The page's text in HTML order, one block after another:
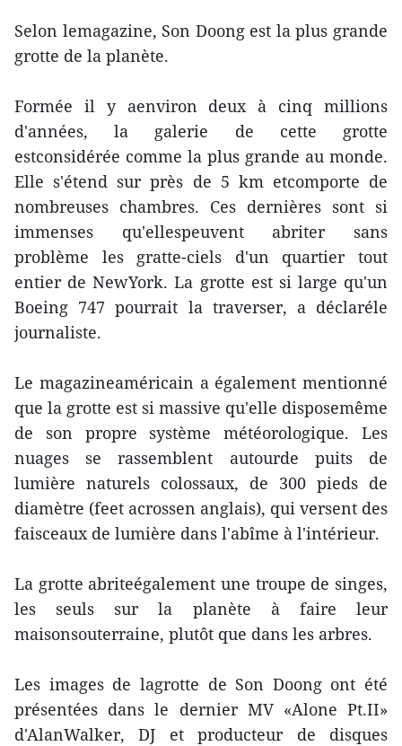
Selon lemagazine, Son Doong est la plus grande
grotte de la planète.
Formée il y aenviron deux à cinq millions
d'années, la galerie de cette grotte
estconsidérée comme la plus grande au monde.
Elle s'étend sur près de 5 km etcomporte de
nombreuses chambres. Ces dernières sont si
immenses qu'ellespeuvent abriter sans
problème les gratte-ciels d'un quartier tout
entier de NewYork. La grotte est si large qu'un
Boeing 747 pourrait la traverser, a déclaréle
journaliste.
Le magazineaméricain a également mentionné
que la grotte est si massive qu'elle disposemême
de son propre système météorologique. Les
nuages se rassemblent autourde puits de
lumière naturels colossaux, de 300 pieds de
diamètre (feet acrossen anglais), qui versent des
faisceaux de lumière dans l'abîme à l'intérieur.
La grotte abriteégalement une troupe de singes,
les seuls sur la planète à faire leur
maisonsouterraine, plutôt que dans les arbres.
Les images de lagrotte de Son Doong ont été
présentées dans le dernier MV «Alone Pt.II»
d'AlanWalker, DJ et producteur de disques